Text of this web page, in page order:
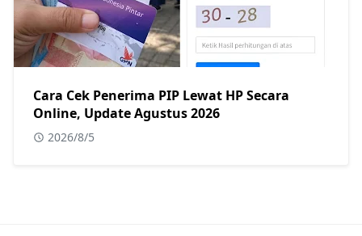
Cara Cek Penerima PIP Lewat HP Secara
Online, Update Agustus 2026
2026/8/5